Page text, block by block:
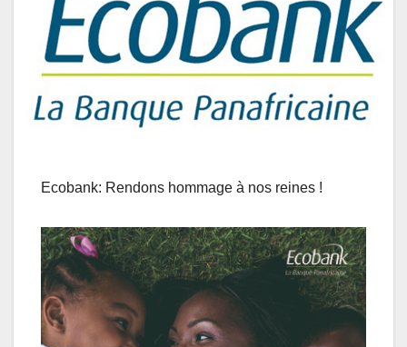
Ecobank: Rendons hommage à nos reines !